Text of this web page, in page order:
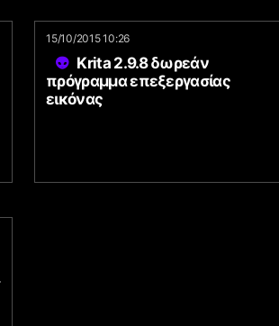
15/10/2015 10:26
Krita 2.9.8 δωρεάν
πρόγραμμα επεξεργασίας
εικόνας